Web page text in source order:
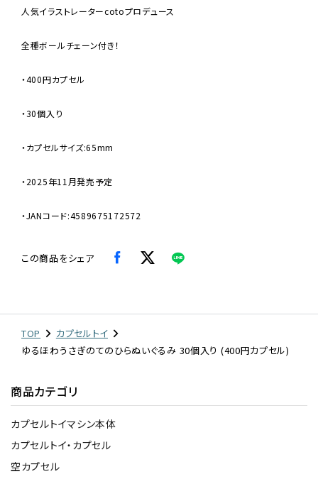
人気イラストレーターcotoプロデュース
全種ボールチェーン付き！
・400円カプセル
・30個入り
・カプセルサイズ:65mm
・2025年11月発売予定
・JANコード:4589675172572
この商品をシェア
TOP
カプセルトイ
ゆるほわうさぎのてのひらぬいぐるみ 30個入り (400円カプセル)
商品カテゴリ
カプセルトイマシン本体
カプセルトイ・カプセル
空カプセル